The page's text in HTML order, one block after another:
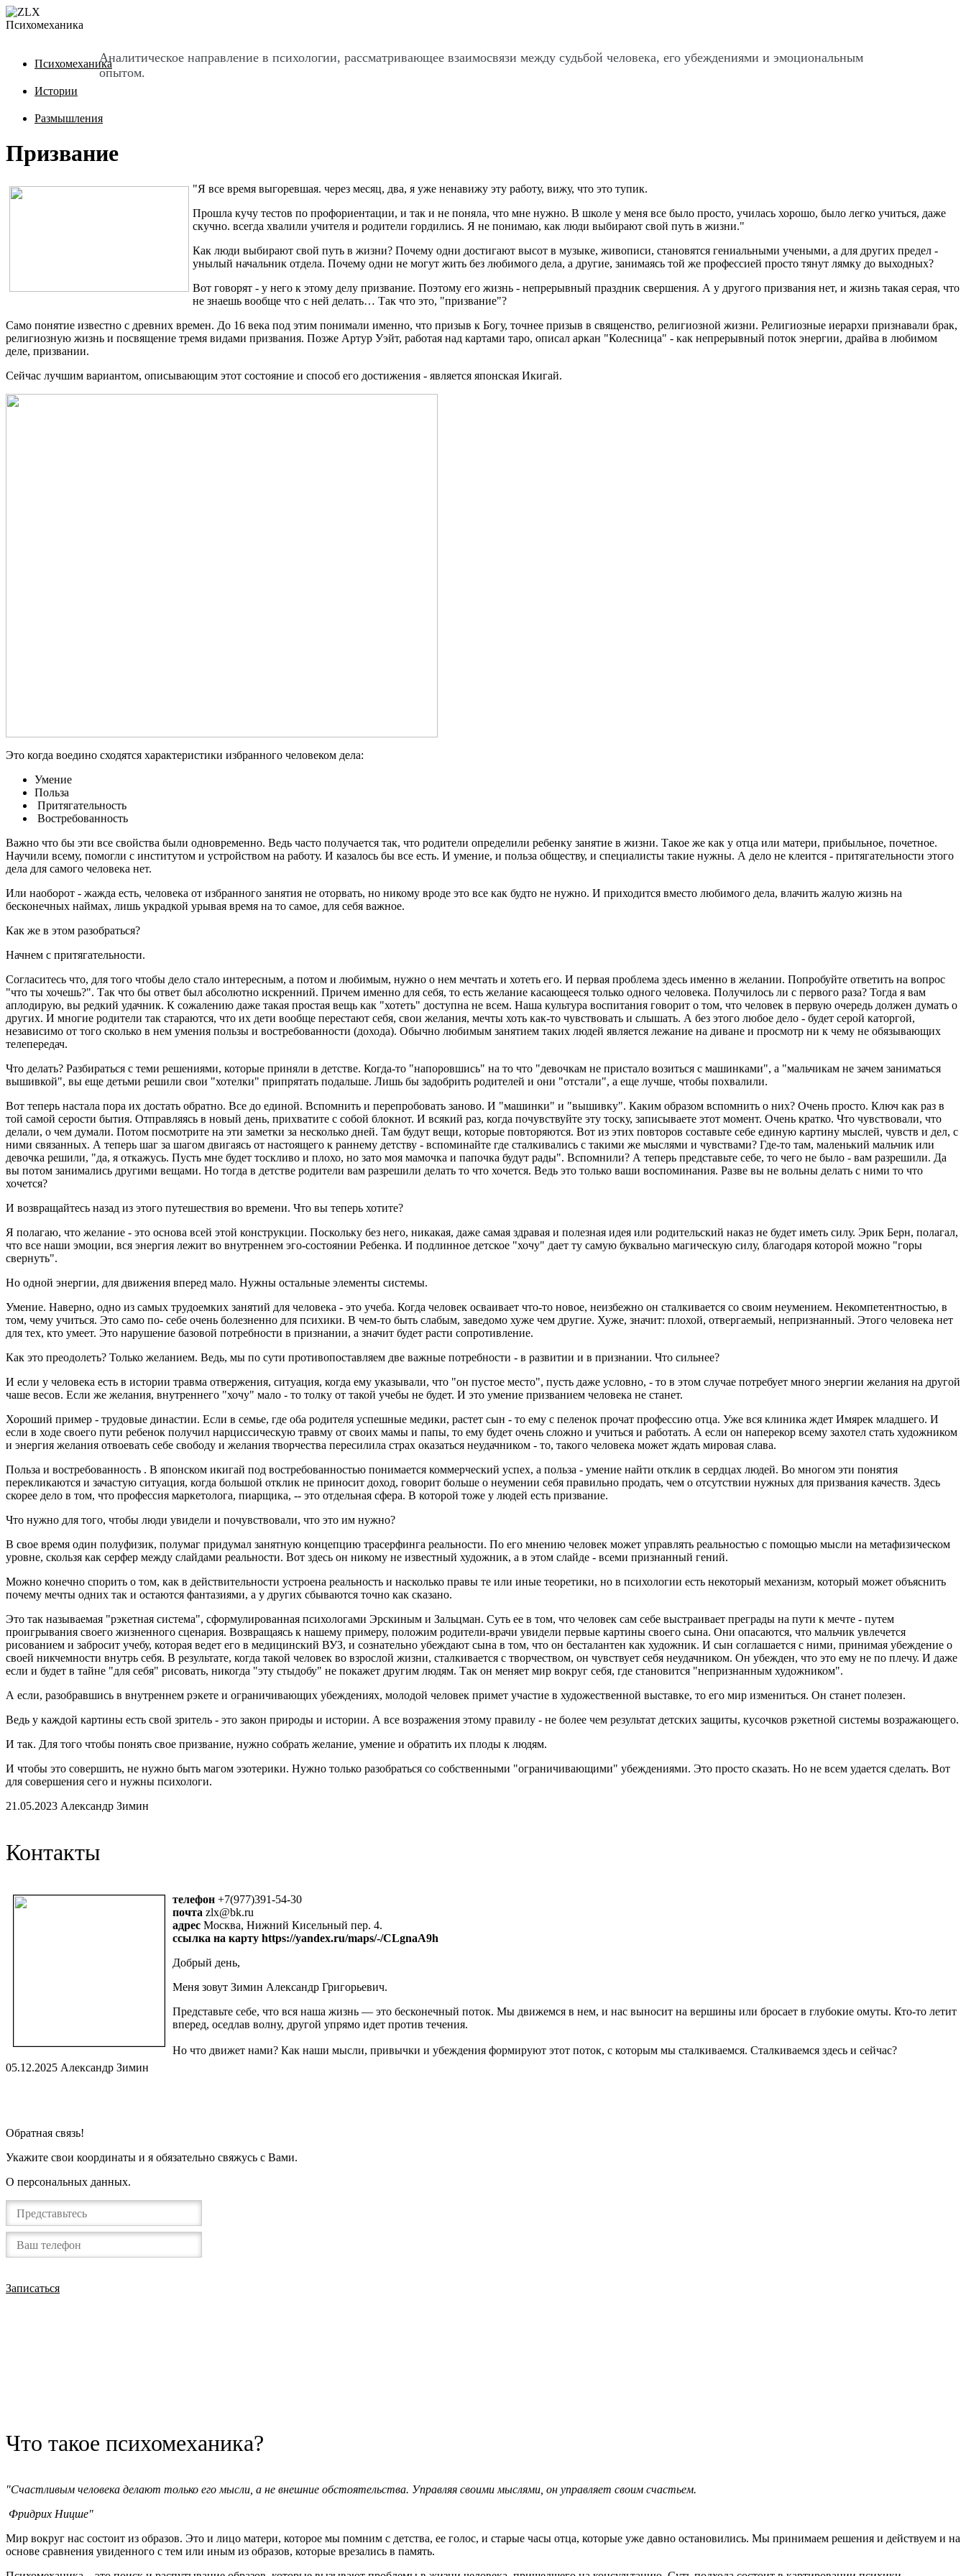
Психомеханика
Аналитическое направление в психологии, рассматривающее взаимосвязи между судьбой человека, его убеждениями и эмоциональным
опытом.
Психомеханика
Истории
Размышления
Призвание
"Я все время выгоревшая. через месяц, два, я уже ненавижу эту работу, вижу, что это тупик.
Прошла кучу тестов по профориентации, и так и не поняла, что мне нужно. В школе у меня все было просто, училась хорошо, было легко учиться, даже
скучно. всегда хвалили учителя и родители гордились. Я не понимаю, как люди выбирают свой путь в жизни."
Как люди выбирают свой путь в жизни? Почему одни достигают высот в музыке, живописи, становятся гениальными учеными, а для других предел -
унылый начальник отдела. Почему одни не могут жить без любимого дела, а другие, занимаясь той же профессией просто тянут лямку до выходных?
Вот говорят - у него к этому делу призвание. Поэтому его жизнь - непрерывный праздник свершения. А у другого призвания нет, и жизнь такая серая, что
не знаешь вообще что с ней делать… Так что это, "призвание"?
Само понятие известно с древних времен. До 16 века под этим понимали именно, что призыв к Богу, точнее призыв в священство, религиозной жизни. Религиозные иерархи признавали брак,
религиозную жизнь и посвящение тремя видами призвания. Позже Артур Уэйт, работая над картами таро, описал аркан "Колесница" - как непрерывный поток энергии, драйва в любимом
деле, призвании.
Сейчас лучшим вариантом, описывающим этот состояние и способ его достижения - является японская Икигай.
Это когда воедино сходятся характеристики избранного человеком дела:
Умение
Польза
Притягательность
Востребованность
Важно что бы эти все свойства были одновременно. Ведь часто получается так, что родители определили ребенку занятие в жизни. Такое же как у отца или матери, прибыльное, почетное.
Научили всему, помогли с институтом и устройством на работу. И казалось бы все есть. И умение, и польза обществу, и специалисты такие нужны. А дело не клеится - притягательности этого
дела для самого человека нет.
Или наоборот - жажда есть, человека от избранного занятия не оторвать, но никому вроде это все как будто не нужно. И приходится вместо любимого дела, влачить жалую жизнь на
бесконечных наймах, лишь украдкой урывая время на то самое, для себя важное.
Как же в этом разобраться?
Начнем с притягательности.
Согласитесь что, для того чтобы дело стало интересным, а потом и любимым, нужно о нем мечтать и хотеть его. И первая проблема здесь именно в желании. Попробуйте ответить на вопрос
"что ты хочешь?". Так что бы ответ был абсолютно искренний. Причем именно для себя, то есть желание касающееся только одного человека. Получилось ли с первого раза? Тогда я вам
аплодирую, вы редкий удачник. К сожалению даже такая простая вещь как "хотеть" доступна не всем. Наша культура воспитания говорит о том, что человек в первую очередь должен думать о
других. И многие родители так стараются, что их дети вообще перестают себя, свои желания, мечты хоть как-то чувствовать и слышать. А без этого любое дело - будет серой каторгой,
независимо от того сколько в нем умения пользы и востребованности (дохода). Обычно любимым занятием таких людей является лежание на диване и просмотр ни к чему не обязывающих
телепередач.
Что делать? Разбираться с теми решениями, которые приняли в детстве. Когда-то "напоровшись" на то что "девочкам не пристало возиться с машинками", а "мальчикам не зачем заниматься
вышивкой", вы еще детьми решили свои "хотелки" припрятать подальше. Лишь бы задобрить родителей и они "отстали", а еще лучше, чтобы похвалили.
Вот теперь настала пора их достать обратно. Все до единой. Вспомнить и перепробовать заново. И "машинки" и "вышивку". Каким образом вспомнить о них? Очень просто. Ключ как раз в
той самой серости бытия. Отправляясь в новый день, прихватите с собой блокнот. И всякий раз, когда почувствуйте эту тоску, записываете этот момент. Очень кратко. Что чувствовали, что
делали, о чем думали. Потом посмотрите на эти заметки за несколько дней. Там будут вещи, которые повторяются. Вот из этих повторов составьте себе единую картину мыслей, чувств и дел, с
ними связанных. А теперь шаг за шагом двигаясь от настоящего к раннему детству - вспоминайте где сталкивались с такими же мыслями и чувствами? Где-то там, маленький мальчик или
девочка решили, "да, я откажусь. Пусть мне будет тоскливо и плохо, но зато моя мамочка и папочка будут рады". Вспомнили? А теперь представьте себе, то чего не было - вам разрешили. Да
вы потом занимались другими вещами. Но тогда в детстве родители вам разрешили делать то что хочется. Ведь это только ваши воспоминания. Разве вы не вольны делать с ними то что
хочется?
И возвращайтесь назад из этого путешествия во времени. Что вы теперь хотите?
Я полагаю, что желание - это основа всей этой конструкции. Поскольку без него, никакая, даже самая здравая и полезная идея или родительский наказ не будет иметь силу. Эрик Берн, полагал,
что все наши эмоции, вся энергия лежит во внутреннем эго-состоянии Ребенка. И подлинное детское "хочу" дает ту самую буквально магическую силу, благодаря которой можно "горы
свернуть".
Но одной энергии, для движения вперед мало. Нужны остальные элементы системы.
Умение. Наверно, одно из самых трудоемких занятий для человека - это учеба. Когда человек осваивает что-то новое, неизбежно он сталкивается со своим неумением. Некомпетентностью, в
том, чему учиться. Это само по- себе очень болезненно для психики. В чем-то быть слабым, заведомо хуже чем другие. Хуже, значит: плохой, отвергаемый, непризнанный. Этого человека нет
для тех, кто умеет. Это нарушение базовой потребности в признании, а значит будет расти сопротивление.
Как это преодолеть? Только желанием. Ведь, мы по сути противопоставляем две важные потребности - в развитии и в признании. Что сильнее?
И если у человека есть в истории травма отвержения, ситуация, когда ему указывали, что "он пустое место", пусть даже условно, - то в этом случае потребует много энергии желания на другой
чаше весов. Если же желания, внутреннего "хочу" мало - то толку от такой учебы не будет. И это умение призванием человека не станет.
Хороший пример - трудовые династии. Если в семье, где оба родителя успешные медики, растет сын - то ему с пеленок прочат профессию отца. Уже вся клиника ждет Имярек младшего. И
если в ходе своего пути ребенок получил нарциссическую травму от своих мамы и папы, то ему будет очень сложно и учиться и работать. А если он наперекор всему захотел стать художником
и энергия желания отвоевать себе свободу и желания творчества пересилила страх оказаться неудачником - то, такого человека может ждать мировая слава.
Польза и востребованность . В японском икигай под востребованностью понимается коммерческий успех, а польза - умение найти отклик в сердцах людей. Во многом эти понятия
перекликаются и зачастую ситуация, когда большой отклик не приносит доход, говорит больше о неумении себя правильно продать, чем о отсутствии нужных для призвания качеств. Здесь
скорее дело в том, что профессия маркетолога, пиарщика, -- это отдельная сфера. В которой тоже у людей есть призвание.
Что нужно для того, чтобы люди увидели и почувствовали, что это им нужно?
В свое время один полуфизик, полумаг придумал занятную концепцию трасерфинга реальности. По его мнению человек может управлять реальностью с помощью мысли на метафизическом
уровне, скользя как серфер между слайдами реальности. Вот здесь он никому не известный художник, а в этом слайде - всеми признанный гений.
Можно конечно спорить о том, как в действительности устроена реальность и насколько правы те или иные теоретики, но в психологии есть некоторый механизм, который может объяснить
почему мечты одних так и остаются фантазиями, а у других сбываются точно как сказано.
Это так называемая "рэкетная система", сформулированная психологами Эрскиным и Зальцман. Суть ее в том, что человек сам себе выстраивает преграды на пути к мечте - путем
проигрывания своего жизненного сценария. Возвращаясь к нашему примеру, положим родители-врачи увидели первые картины своего сына. Они опасаются, что мальчик увлечется
рисованием и забросит учебу, которая ведет его в медицинский ВУЗ, и сознательно убеждают сына в том, что он бесталантен как художник. И сын соглашается с ними, принимая убеждение о
своей никчемности внутрь себя. В результате, когда такой человек во взрослой жизни, сталкивается с творчеством, он чувствует себя неудачником. Он убежден, что это ему не по плечу. И даже
если и будет в тайне "для себя" рисовать, никогда "эту стыдобу" не покажет другим людям. Так он меняет мир вокруг себя, где становится "непризнанным художником".
А если, разобравшись в внутреннем рэкете и ограничивающих убеждениях, молодой человек примет участие в художественной выставке, то его мир измениться. Он станет полезен.
Ведь у каждой картины есть свой зритель - это закон природы и истории. А все возражения этому правилу - не более чем результат детских защиты, кусочков рэкетной системы возражающего.
И так. Для того чтобы понять свое призвание, нужно собрать желание, умение и обратить их плоды к людям.
И чтобы это совершить, не нужно быть магом эзотерики. Нужно только разобраться со собственными "ограничивающими" убеждениями. Это просто сказать. Но не всем удается сделать. Вот
для совершения сего и нужны психологи.
21.05.2023 Александр Зимин
Контакты
телефон +7(977)391-54-30
почта zlx@bk.ru
адрес Москва, Нижний Кисельный пер. 4.
ссылка на карту https://yandex.ru/maps/-/CLgnaA9h
Добрый день,
Меня зовут Зимин Александр Григорьевич.
Представьте себе, что вся наша жизнь — это бесконечный поток. Мы движемся в нем, и нас выносит на вершины или бросает в глубокие омуты. Кто-то летит
вперед, оседлав волну, другой упрямо идет против течения.
Но что движет нами? Как наши мысли, привычки и убеждения формируют этот поток, с которым мы сталкиваемся. Сталкиваемся здесь и сейчас?
Я изучаю работу психики, ее механизмы. Что приводит к тревогам, страхам, фобиям и паническими атаками?
Я готов с Вами найти его причину, понять, как Ваши убеждения и привычки влияют на его развитие, и помочь Вам принять решения, которые приведут к его окончанию.
Я — аналитик. Свою жизнь я посвятил исследованию причин событий и их взаимосвязей.
Далее, более 15 лет я посвятил себя исследованиям в области информационных систем. Получил второе высшее образование на кафедре Прикладной Психологии и Психотерапии РУДН.
Завершил 101 и 4х-летний 202 курс от Европейской Ассоциации Трансактного Анализа.
Являюсь членом Профессионального медицинского объединения психотерапевтов, психологов и социальных работников (МОП), Санкт-Петербургской и Европейской Ассоциации
Трансактного Анализа (СОТА и ЕАТА).
Работу провожу в форме очных консультаций.
05.12.2025 Александр Зимин
Обратная связь!
Укажите свои координаты и я обязательно свяжусь с Вами.
О персональных данных.
Записаться
Что такое психомеханика?
"Cчастливым человека делают только его мысли, а не внешние обстоятельства. Управляя своими мыслями, он управляет своим счастьем.
Фридрих Ницше"
Мир вокруг нас состоит из образов. Это и лицо матери, которое мы помним с детства, ее голос, и старые часы отца, которые уже давно остановились. Мы принимаем решения и действуем и на
основе сравнения увиденного с тем или иным из образов, которые врезались в память.